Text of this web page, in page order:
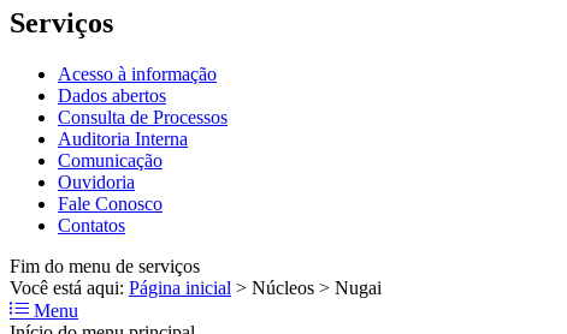
Serviços
Acesso à informação
Dados abertos
Consulta de Processos
Auditoria Interna
Comunicação
Ouvidoria
Fale Conosco
Contatos
Fim do menu de serviços
Você está aqui: Página inicial > Núcleos > Nugai
Menu